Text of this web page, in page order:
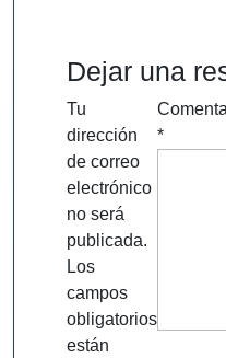
Dejar una
Tu
dirección
de correo
electrónico
no será
publicada.
Los
campos
obligatorios
están
*